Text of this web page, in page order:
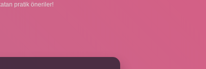
pratik öneriler!